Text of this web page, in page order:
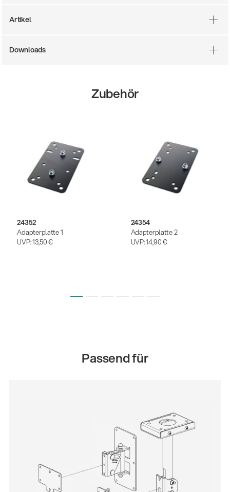
Artikel
Downloads
Zubehör
24352
Adapterplatte 1
UVP:13,50 €
24354
Adapterplatte 2
UVP:14,90 €
Passend für